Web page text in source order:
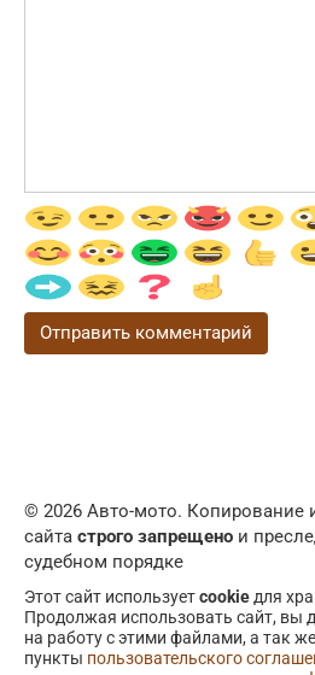
© 2026 Авто-мото. Копирование
сайта строго запрещено и
судебном порядке
Этот сайт используетcookie для
Продолжая использовать сайт, вы
на работу с этими файлами, а так
пункты пользовательского